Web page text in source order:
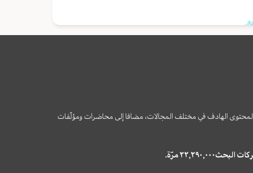
المحتوى الهادف في مختلف المجالات، مضافا إلى محاضرات ومؤلّفات